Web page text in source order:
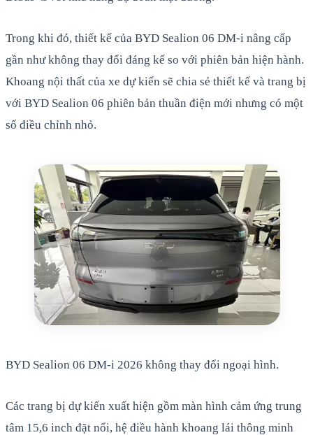
Trong khi đó, thiết kế của BYD Sealion 06 DM-i nâng cấp
gần như không thay đổi đáng kể so với phiên bản hiện hành.
Khoang nội thất của xe dự kiến sẽ chia sẻ thiết kế và trang bị
với BYD Sealion 06 phiên bản thuần điện mới nhưng có một
số điều chỉnh nhỏ.
BYD Sealion 06 DM-i 2026 không thay đổi ngoại hình.
Các trang bị dự kiến xuất hiện gồm màn hình cảm ứng trung
tâm 15,6 inch đặt nổi, hệ điều hành khoang lái thông minh